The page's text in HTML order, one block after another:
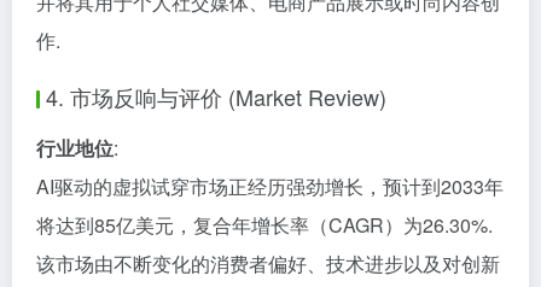
作.
4. 市场反响与评价 (Market Review)
行业地位:
AI驱动的虚拟试穿市场正经历强劲增长，预计到2033年
将达到85亿美元，复合年增长率（CAGR）为26.30%.
该市场由不断变化的消费者偏好、技术进步以及对创新